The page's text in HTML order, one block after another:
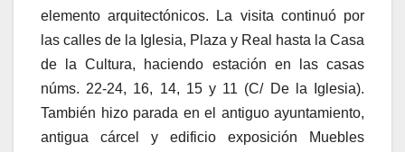
elemento arquitectónicos. La visita continuó por
las calles de la Iglesia, Plaza y Real hasta la Casa
de la Cultura, haciendo estación en las casas
núms. 22-24, 16, 14, 15 y 11 (C/ De la Iglesia).
También hizo parada en el antiguo ayuntamiento,
antigua cárcel y edificio exposición Muebles